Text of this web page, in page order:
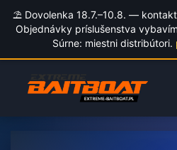
⛱️ Dovolenka 18.7.–10.8. —
Objednávky príslušenstva
Súrne: miestni distribútori.
to
content